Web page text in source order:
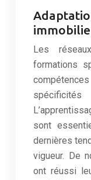
Les
formations
sont
dernières
vigueur. De
ont réussi